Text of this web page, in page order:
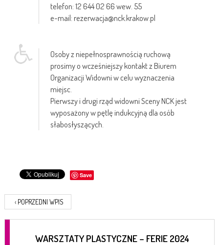
telefon: 12 644 02 66 wew. 55
e-mail: rezerwacja@nck.krakow.pl
Osoby z niepełnosprawnością ruchową
prosimy o wcześniejszy kontakt z Biurem
Organizacji Widowni w celu wyznaczenia
miejsc.
Pierwszy i drugi rząd widowni Sceny NCK jest
wyposażony w pętlę indukcyjną dla osób
słabosłyszących.
Save
‹ POPRZEDNI WPIS
WARSZTATY PLASTYCZNE – FERIE 2024